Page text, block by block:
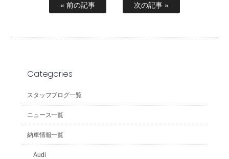
« 前の記事 次の記事 »
Categories
スタッフブログ一覧
ニュース一覧
納車情報一覧
Audi